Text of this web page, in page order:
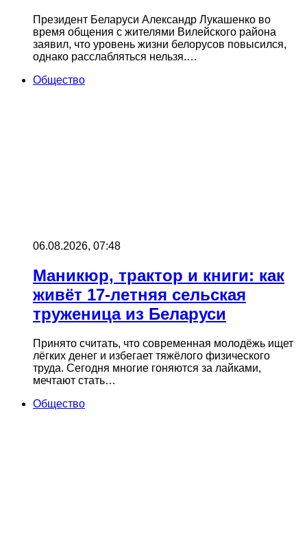
Президент Беларуси Александр Лукашенко во
время общения с жителями Вилейского района
заявил, что уровень жизни белорусов повысился,
однако расслабляться нельзя.…
Общество
06.08.2026, 07:48
Маникюр, трактор и книги: как
живёт 17-летняя сельская
труженица из Беларуси
Принято считать, что современная молодёжь ищет
лёгких денег и избегает тяжёлого физического
труда. Сегодня многие гоняются за лайками,
мечтают стать…
Общество